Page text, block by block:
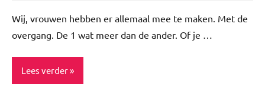
Wij, vrouwen hebben er allemaal mee te maken. Met de
overgang. De 1 wat meer dan de ander. Of je …
Lees verder